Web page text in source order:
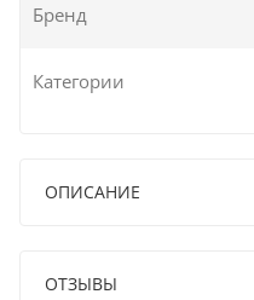
Бренд
Категории
ОПИСАНИЕ
ОТЗЫВЫ